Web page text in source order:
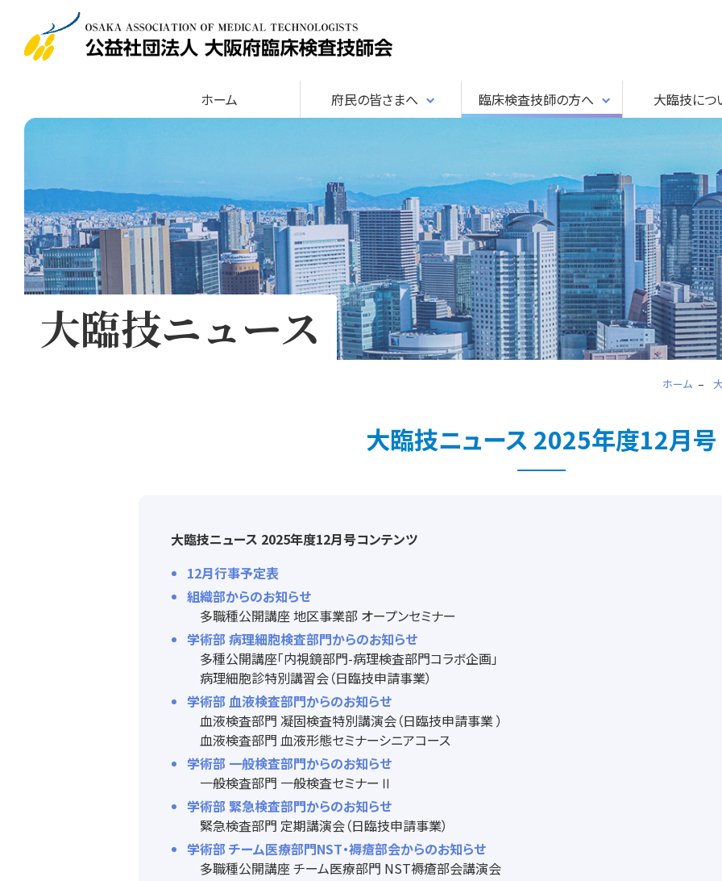
ホーム 府民の皆さまへ 臨床検査技師の方へ 大臨技につ
大臨技ニュース
ホーム
大臨技ニュース 2025年度12月号
大臨技ニュース 2025年度12月号コンテンツ
12月行事予定表
組織部からのお知らせ
多職種公開講座 地区事業部 オープンセミナー
学術部 病理細胞検査部門からのお知らせ
多種公開講座「内視鏡部門-病理検査部門コラボ企画」
病理細胞診特別講習会（日臨技申請事業）
学術部 血液検査部門からのお知らせ
血液検査部門 凝固検査特別講演会（日臨技申請事業 ）
血液検査部門 血液形態セミナーシニアコース
学術部 一般検査部門からのお知らせ
一般検査部門 一般検査セミナーⅡ
学術部 緊急検査部門からのお知らせ
緊急検査部門 定期講演会（日臨技申請事業）
学術部 チーム医療部門NST・褥瘡部会からのお知らせ
多職種公開講座 チーム医療部門 NST褥瘡部会講演会